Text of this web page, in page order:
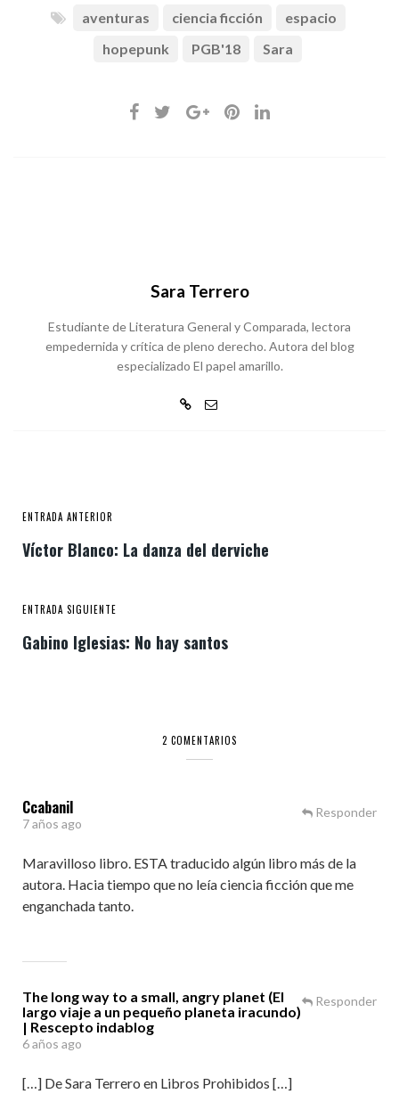
aventuras ciencia ficción
espacio
hopepunk
PGB'18 Sara
Sara Terrero
Estudiante de Literatura General y Comparada, lectora
empedernida y crítica de pleno derecho. Autora del blog
especializado El papel amarillo.
ENTRADA ANTERIOR
Víctor Blanco: La danza del derviche
ENTRADA SIGUIENTE
Gabino Iglesias: No hay santos
2 COMENTARIOS
Ccabanil
7 años ago
Maravilloso libro. ESTA traducido algún libro más de la
autora. Hacia tiempo que no leía ciencia ficción que me
enganchada tanto.
Responder
The long way to a small, angry planet (El
largo viaje a un pequeño planeta iracundo)
| Rescepto indablog
6 años ago
[…] De Sara Terrero en Libros Prohibidos […]
Responder